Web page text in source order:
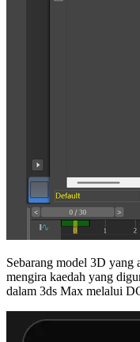
Sebarang model 3D yang
mengira kaedah yang
dalam 3ds Max melalui